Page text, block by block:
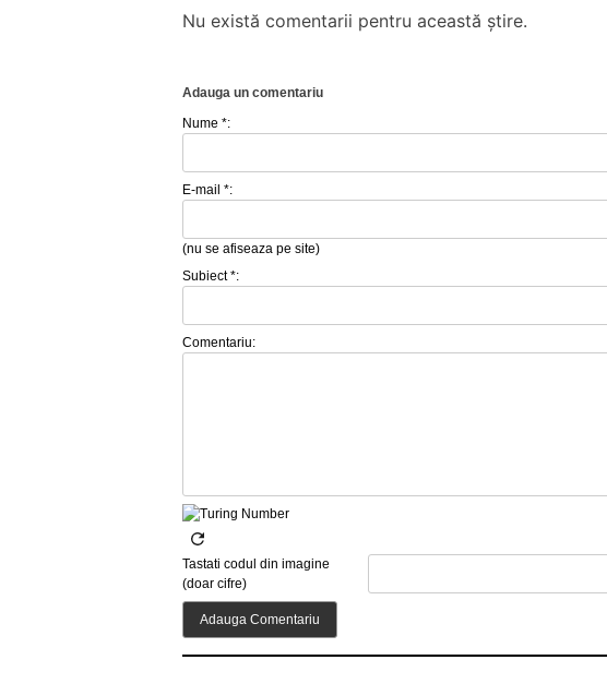
Nu există comentarii pentru această știre.
Adauga un comentariu
Nume *:
E-mail *:
(nu se afiseaza pe site)
Subiect *:
Comentariu:
Tastati codul din imagine
(doar cifre)